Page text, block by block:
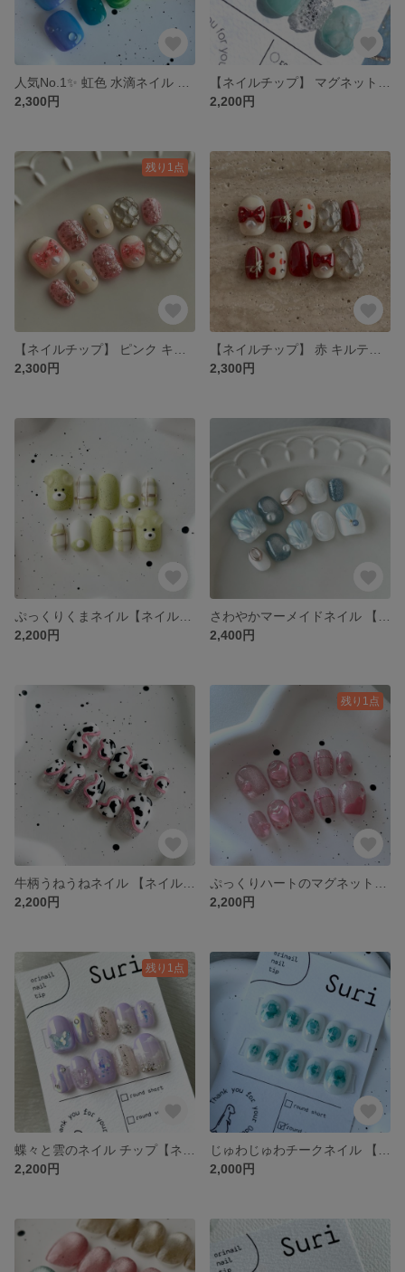
2,300円
2,200円
残り1点
2,300円
2,300円
2,200円
2,400円
2,200円
残り1点
2,200円
残り1点
2,200円
2,000円